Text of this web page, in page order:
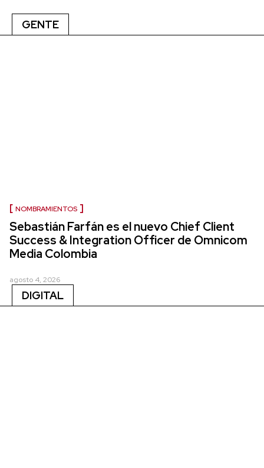
GENTE
NOMBRAMIENTOS
Sebastián Farfán es el nuevo Chief Client
Success & Integration Officer de Omnicom
Media Colombia
agosto 4, 2026
DIGITAL